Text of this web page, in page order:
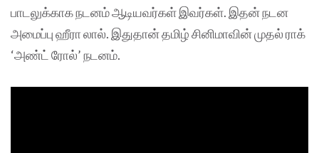
பாடலுக்காக நடனம் ஆடியவர்கள் இவர்கள். இதன் நடன
அமைப்பு ஹீரா லால். இதுதான் தமிழ் சினிமாவின் முதல் ராக்
‘அண்ட் ரோல்’ நடனம்.